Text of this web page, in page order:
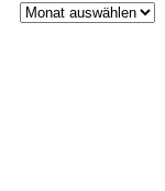
Archiv